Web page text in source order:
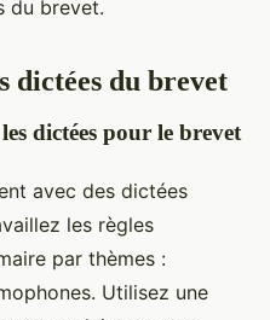
du brevet.
dictées du brevet
dictées pour le brevet
avec des dictées
les règles
par thèmes :
Utilisez une